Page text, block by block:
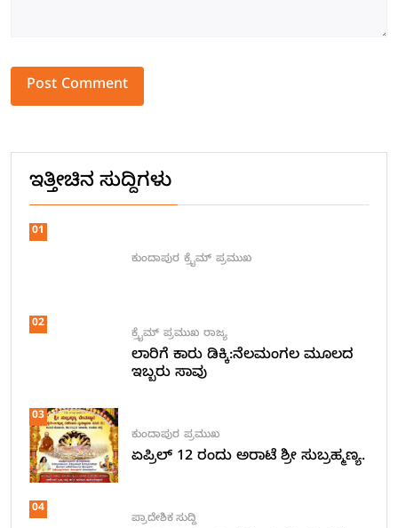
ಇತ್ತೀಚಿನ ಸುದ್ದಿಗಳು
01
ಕುಂದಾಪುರ ಕ್ರೈಮ್ ಪ್ರಮುಖ
02
ಕ್ರೈಮ್ ಪ್ರಮುಖ ರಾಜ್ಯ
ಲಾರಿಗೆ ಕಾರು ಡಿಕ್ಕಿ:ನೆಲಮಂಗಲ ಮೂಲದ
ಇಬ್ಬರು ಸಾವು
03
ಕುಂದಾಪುರ ಪ್ರಮುಖ
ಏಪ್ರಿಲ್ 12 ರಂದು ಅರಾಟೆ ಶ್ರೀ ಸುಬ್ರಹ್ಮಣ್ಯ.
04
ಪ್ರಾದೇಶಿಕ ಸುದ್ದಿ